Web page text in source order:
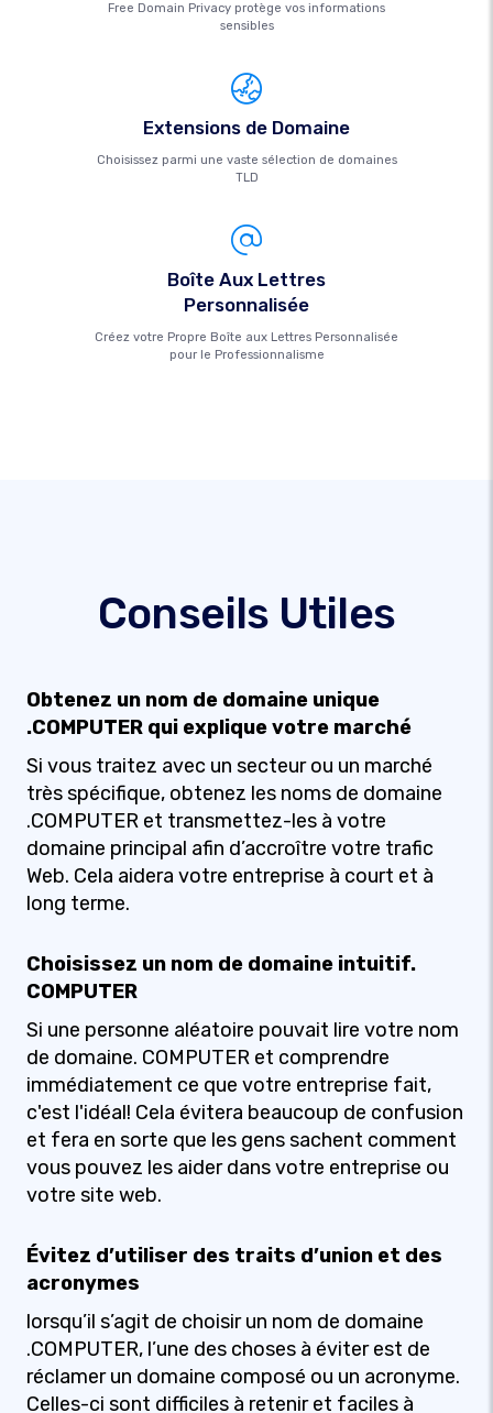
Free Domain Privacy protège vos informations
sensibles
Extensions de Domaine
Choisissez parmi une vaste sélection de domaines
TLD
Boîte Aux Lettres
Personnalisée
Créez votre Propre Boîte aux Lettres Personnalisée
pour le Professionnalisme
Conseils Utiles
Obtenez un nom de domaine unique
.COMPUTER qui explique votre marché
Si vous traitez avec un secteur ou un marché
très spécifique, obtenez les noms de domaine
.COMPUTER et transmettez-les à votre
domaine principal afin d’accroître votre trafic
Web. Cela aidera votre entreprise à court et à
long terme.
Choisissez un nom de domaine intuitif.
COMPUTER
Si une personne aléatoire pouvait lire votre nom
de domaine. COMPUTER et comprendre
immédiatement ce que votre entreprise fait,
c'est l'idéal! Cela évitera beaucoup de confusion
et fera en sorte que les gens sachent comment
vous pouvez les aider dans votre entreprise ou
votre site web.
Évitez d’utiliser des traits d’union et des
acronymes
lorsqu’il s’agit de choisir un nom de domaine
.COMPUTER, l’une des choses à éviter est de
réclamer un domaine composé ou un acronyme.
Celles-ci sont difficiles à retenir et faciles à